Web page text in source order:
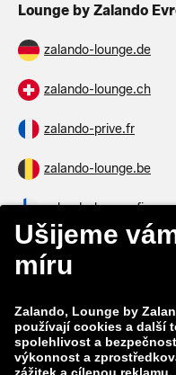
Lounge by Zalando
zalando-lounge.de
zalando-lounge.ch
zalando-prive.fr
zalando-lounge.be
zalando-lounge.fi
zalando-lounge.co.uk
zalando-lounge.lt
zalando-lounge.ro